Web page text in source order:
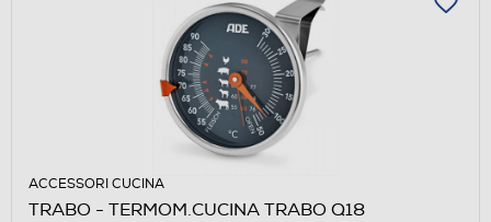
ACCESSORI CUCINA
TRABO - TERMOM.CUCINA TRABO Q18